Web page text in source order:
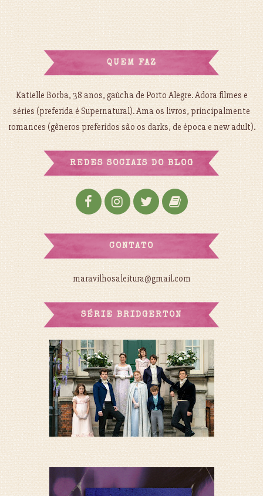
QUEM FAZ
Katielle Borba, 38 anos, gaúcha de Porto Alegre. Adora filmes e
séries (preferida é Supernatural). Ama os livros, principalmente
romances (gêneros preferidos são os darks, de época e new adult).
REDES SOCIAIS DO BLOG
CONTATO
maravilhosaleitura@gmail.com
SÉRIE BRIDGERTON